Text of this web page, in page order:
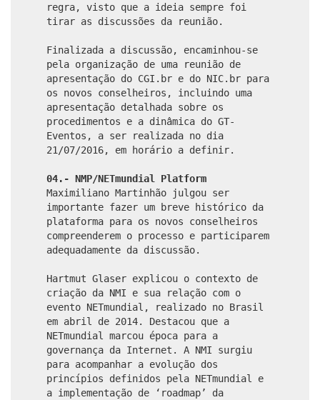
regra, visto que a ideia sempre foi
tirar as discussões da reunião.
Finalizada a discussão, encaminhou-se
pela organização de uma reunião de
apresentação do CGI.br e do NIC.br para
os novos conselheiros, incluindo uma
apresentação detalhada sobre os
procedimentos e a dinâmica do GT-
Eventos, a ser realizada no dia
21/07/2016, em horário a definir.
04.- NMP/NETmundial Platform
Maximiliano Martinhão julgou ser
importante fazer um breve histórico da
plataforma para os novos conselheiros
compreenderem o processo e participarem
adequadamente da discussão.
Hartmut Glaser explicou o contexto de
criação da NMI e sua relação com o
evento NETmundial, realizado no Brasil
em abril de 2014. Destacou que a
NETmundial marcou época para a
governança da Internet. A NMI surgiu
para acompanhar a evolução dos
princípios definidos pela NETmundial e
a implementação de ‘roadmap’ da